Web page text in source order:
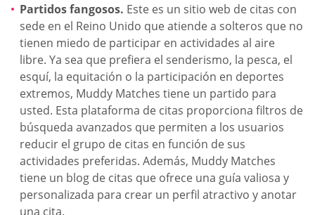
Partidos fangosos. Este es un sitio web de citas con
sede en el Reino Unido que atiende a solteros que no
tienen miedo de participar en actividades al aire
libre. Ya sea que prefiera el senderismo, la pesca, el
esquí, la equitación o la participación en deportes
extremos, Muddy Matches tiene un partido para
usted. Esta plataforma de citas proporciona filtros de
búsqueda avanzados que permiten a los usuarios
reducir el grupo de citas en función de sus
actividades preferidas. Además, Muddy Matches
tiene un blog de citas que ofrece una guía valiosa y
personalizada para crear un perfil atractivo y anotar
una cita.